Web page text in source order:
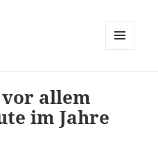
allem
im Jahre